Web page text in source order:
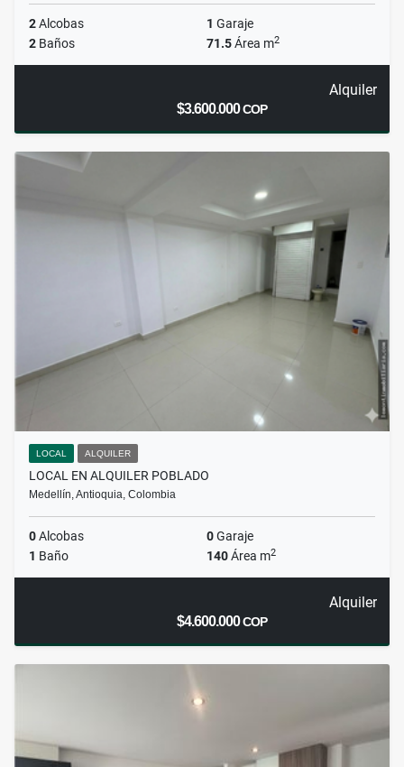
2Alcobas 1 Garaje
2 Baños 71.5Área m2
Alquiler
$3.600.000COP
LOCAL ALQUILER
LOCAL EN ALQUILER POBLADO
Medellín, Antioquia, Colombia
0Alcobas 0Garaje
1 Baño 140Área m2
Alquiler
$4.600.000COP